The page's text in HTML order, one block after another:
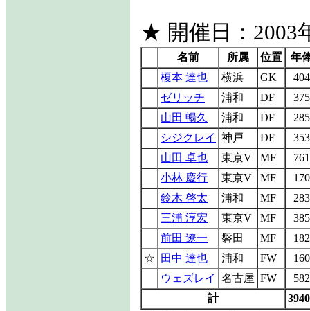
★ 開催日：2003
名前 所属 位置
年
榎本 達也
横浜 GK
ゼリッチ
浦和 DF
山田 暢久
浦和 DF
シジクレイ
神戸 DF
山田 卓也
東京V MF
小林 慶行
東京V MF
鈴木 啓太
浦和 MF
三浦 淳宏
東京V MF
前田 遼一
磐田 MF
☆
田中 達也 浦和 FW
ウェズレイ
名古屋 FW
計